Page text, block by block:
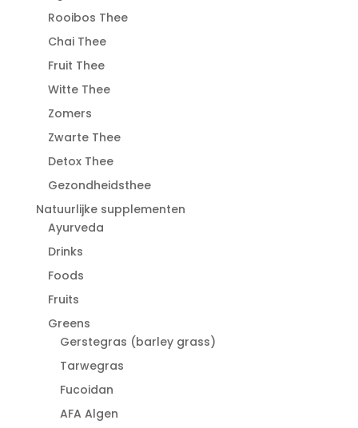
Rooibos Thee
Chai Thee
Fruit Thee
Witte Thee
Zomers
Zwarte Thee
Detox Thee
Gezondheidsthee
Natuurlijke supplementen
Ayurveda
Drinks
Foods
Fruits
Greens
Gerstegras (barley grass)
Tarwegras
Fucoidan
AFA Algen